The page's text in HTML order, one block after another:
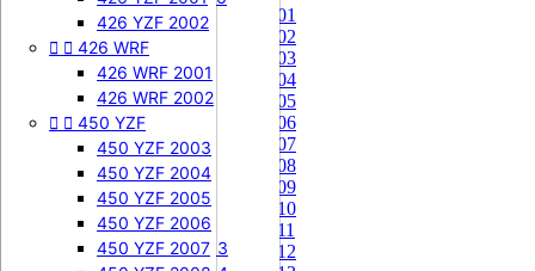
505 SXF
505 SXF 2007
505 SXF 2008
525 SXF
525 SXF 2003
525 SXF 2004
525 SXF 2005
525 SXF 2006
525 EXC-F
525 EXC-F 2003
426 YZF 2002
  426 WRF
426 WRF 2001
426 WRF 2002
  450 YZF
450 YZF 2003
450 YZF 2004
450 YZF 2005
450 YZF 2006
450 YZF 2007
85 KX 2001
85 KX 2002
85 KX 2003
85 KX 2004
85 KX 2005
85 KX 2006
85 KX 2007
85 KX 2008
85 KX 2009
85 KX 2010
85 KX 2011
85 KX 2012